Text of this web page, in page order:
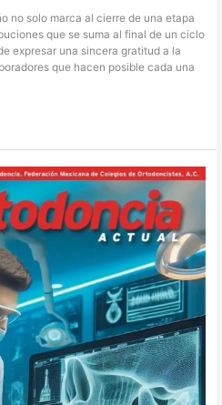
no solo marca al cierre de una etapa
que se suma al final de un ciclo
expresar una sincera gratitud a la
que hacen posible cada una